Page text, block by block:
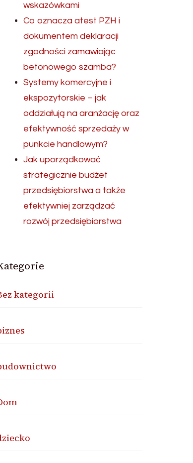
wskazówkami
Co oznacza atest PZH i
dokumentem deklaracji
zgodności zamawiając
betonowego szamba?
Systemy komercyjne i
ekspozytorskie – jak
oddziałują na aranżację oraz
efektywność sprzedaży w
punkcie handlowym?
Jak uporządkować
strategicznie budżet
przedsiębiorstwa a także
efektywniej zarządzać
rozwój przedsiębiorstwa
kategorii